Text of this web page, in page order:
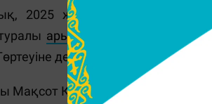
2025 жылы 25
арызтүскен.
де жоғалып кеткен
Мақсот Қарабалин;